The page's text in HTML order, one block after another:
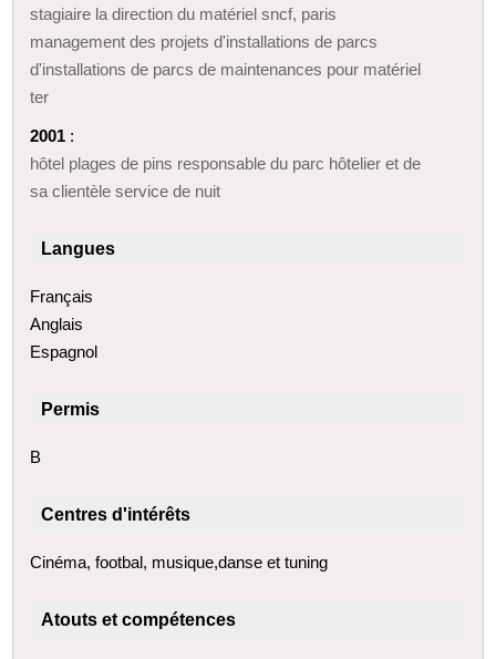
stagiaire la direction du matériel sncf, paris
management des projets d'installations de parcs
d'installations de parcs de maintenances pour matériel
ter
2001 :
hôtel plages de pins responsable du parc hôtelier et de
sa clientèle service de nuit
Langues
Français
Anglais
Espagnol
Permis
B
Centres d'intérêts
Cinéma, footbal, musique,danse et tuning
Atouts et compétences